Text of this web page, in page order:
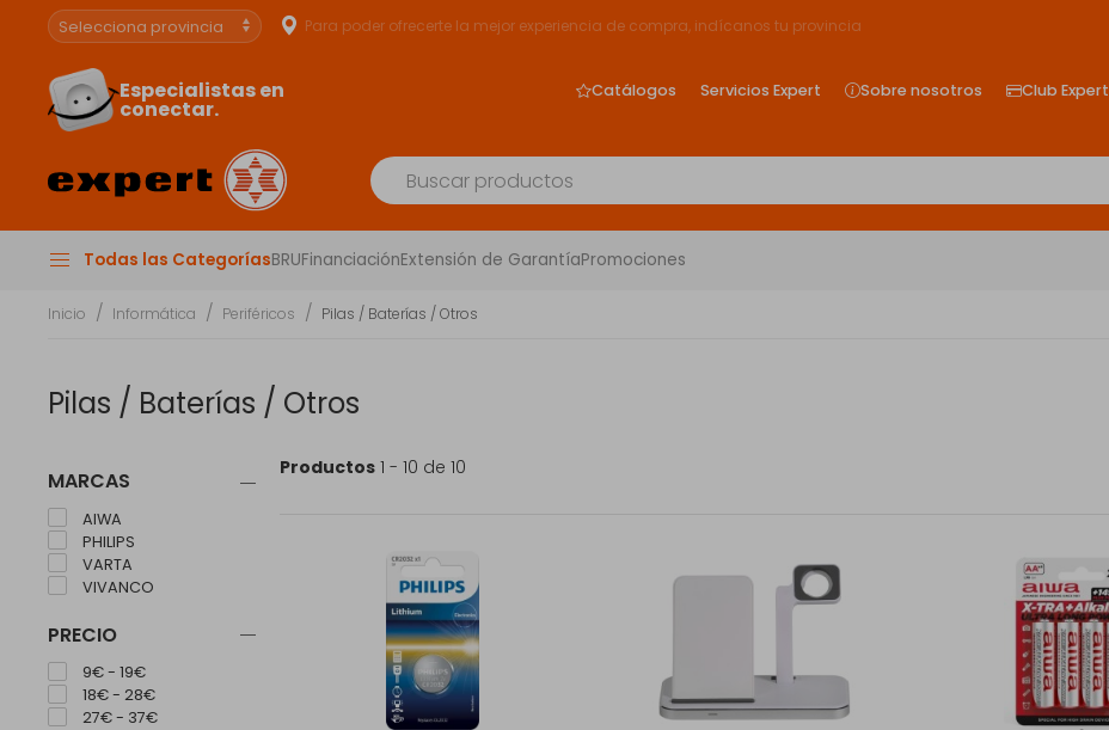
Para poder ofrecerte la mejor experiencia de compra, indícanos tu provincia
Especialistas en
conectar.
Catálogos Servicios Expert Sobre nosotros Club Expert
Todas las CategoríasBRUFinanciaciónExtensión de GarantíaPromociones
Inicio Informática Periféricos Pilas / Baterías / Otros
Pilas / Baterías / Otros
MARCAS
AIWA
PHILIPS
VARTA
VIVANCO
PRECIO
9€ - 19€
18€ - 28€
27€ - 37€
Productos 1 - 10 de 10